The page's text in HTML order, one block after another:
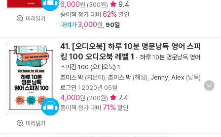
미리읽기
6,000원 (300원) 9.4
종이책 정가 대비 62% 할인
대여가 3,000원, 90일
미리읽기
41. [오디오북] 하루 10분 명문낭독 영어 스피
킹 100 오디오북 레벨 1 - 하루 10분 명문낭독 영어
스피킹 100 (오디오북) 1
조이스 박 (지은이), 조이스 박 (해설), Jenny, Alex (낭독)
로그인
2020년 05월
4,000원 (200원) 7.4
종이책 정가 대비 71% 할인